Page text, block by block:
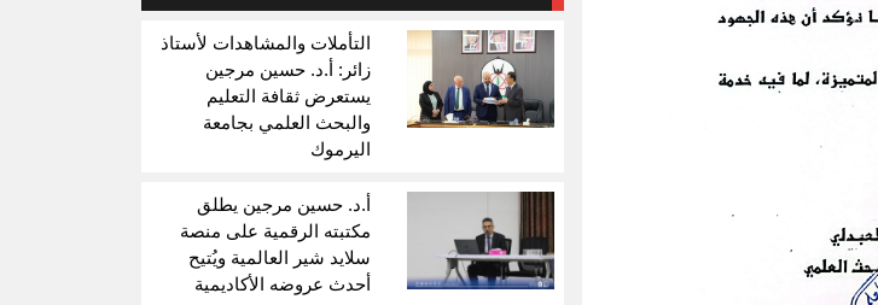
التأملات والمشاهدات لأستاذ
زائر: أ.د. حسين مرجين
يستعرض ثقافة التعليم
والبحث العلمي بجامعة
اليرموك
أ.د. حسين مرجين يطلق
مكتبته الرقمية على منصة
سلايد شير العالمية ويُتيح
أحدث عروضه الأكاديمية